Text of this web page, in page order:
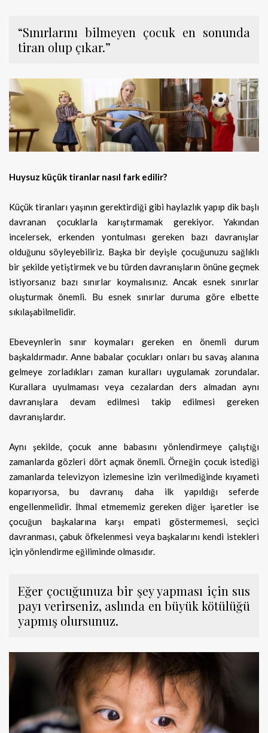
“Sınırlarını bilmeyen çocuk en sonunda
tiran olup çıkar.”
Huysuz küçük tiranlar nasıl fark edilir?
Küçük tiranları yaşının gerektirdiği gibi haylazlık yapıp dik başlı
davranan çocuklarla karıştırmamak gerekiyor. Yakından
incelersek, erkenden yontulması gereken bazı davranışlar
olduğunu söyleyebiliriz. Başka bir deyişle çocuğunuzu sağlıklı
bir şekilde yetiştirmek ve bu türden davranışların önüne geçmek
istiyorsanız bazı sınırlar koymalısınız. Ancak esnek sınırlar
oluşturmak önemli. Bu esnek sınırlar duruma göre elbette
sıkılaşabilmelidir.
Ebeveynlerin sınır koymaları gereken en önemli durum
başkaldırmadır. Anne babalar çocukları onları bu savaş alanına
gelmeye zorladıkları zaman kuralları uygulamak zorundalar.
Kurallara uyulmaması veya cezalardan ders almadan aynı
davranışlara devam edilmesi takip edilmesi gereken
davranışlardır.
Aynı şekilde, çocuk anne babasını yönlendirmeye çalıştığı
zamanlarda gözleri dört açmak önemli. Örneğin çocuk istediği
zamanlarda televizyon izlemesine izin verilmediğinde kıyameti
koparıyorsa, bu davranış daha ilk yapıldığı seferde
engellenmelidir. İhmal etmememiz gereken diğer işaretler ise
çocuğun başkalarına karşı empati göstermemesi, seçici
davranması, çabuk öfkelenmesi veya başkalarını kendi istekleri
için yönlendirme eğiliminde olmasıdır.
Eğer çocuğunuza bir şey yapması için sus
payı verirseniz, aslında en büyük kötülüğü
yapmış olursunuz.